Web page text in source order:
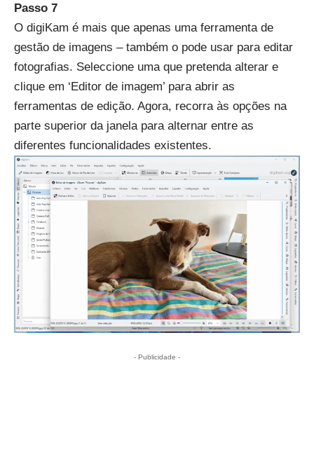
Passo 7
O digiKam é mais que apenas uma ferramenta de
gestão de imagens – também o pode usar para editar
fotografias. Seleccione uma que pretenda alterar e
clique em ‘Editor de imagem’ para abrir as
ferramentas de edição. Agora, recorra às opções na
parte superior da janela para alternar entre as
diferentes funcionalidades existentes.
- Publicidade -